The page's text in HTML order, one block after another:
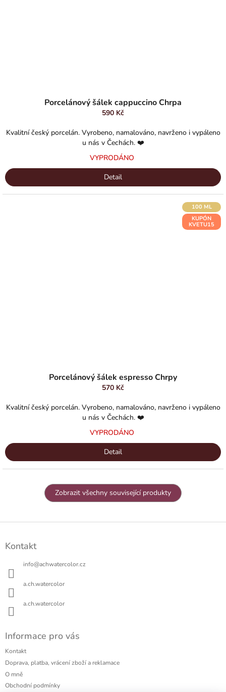
5,0
Porcelánový šálek cappuccino Chrpa
590 Kč
Kvalitní český porcelán. Vyrobeno, namalováno, navrženo i vypáleno
u nás v Čechách. ❤️
VYPRODÁNO
Detail
100 ML
KUPÓN
KVETU15
5,0
Porcelánový šálek espresso Chrpy
570 Kč
Kvalitní český porcelán. Vyrobeno, namalováno, navrženo i vypáleno
u nás v Čechách. ❤️
VYPRODÁNO
Detail
Zobrazit všechny související produkty
Kontakt
info@achwatercolor.cz
a.ch.watercolor
a.ch.watercolor
Informace pro vás
Kontakt
Doprava, platba, vrácení zboží a reklamace
O mně
Obchodní podmínky